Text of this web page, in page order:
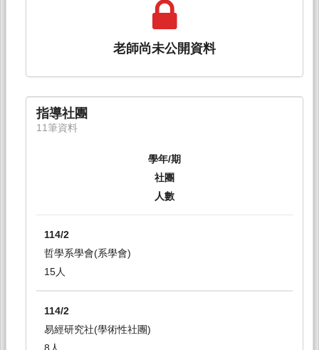
老師尚未公開資料
指導社團
11筆資料
學年/期
社團
人數
114/2
哲學系學會(系學會)
15人
114/2
易經研究社(學術性社團)
8人